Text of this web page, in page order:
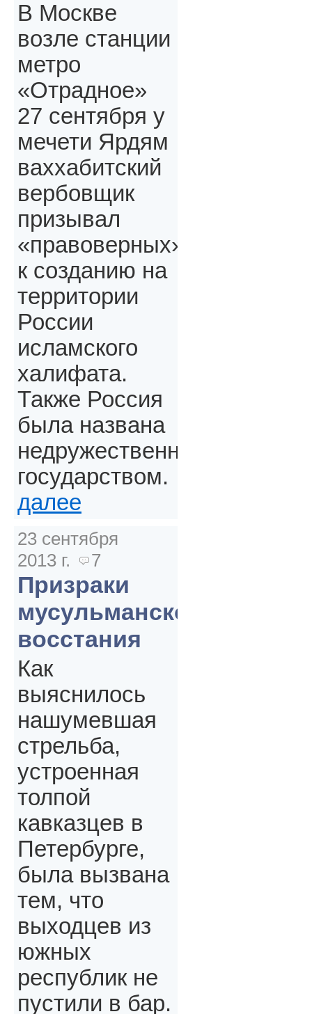
В Москве
возле станции
метро
«Отрадное»
27 сентября у
мечети Ярдям
ваххабитский
вербовщик
призывал
«правоверных»,
к созданию на
территории
России
исламского
халифата.
Также Россия
была названа
недружественным
государством.
далее
23 сентября
2013 г.
7
Призраки
мусульманского
восстания
Как
выяснилось
нашумевшая
стрельба,
устроенная
толпой
кавказцев в
Петербурге,
была вызвана
тем, что
выходцев из
южных
республик не
пустили в бар.